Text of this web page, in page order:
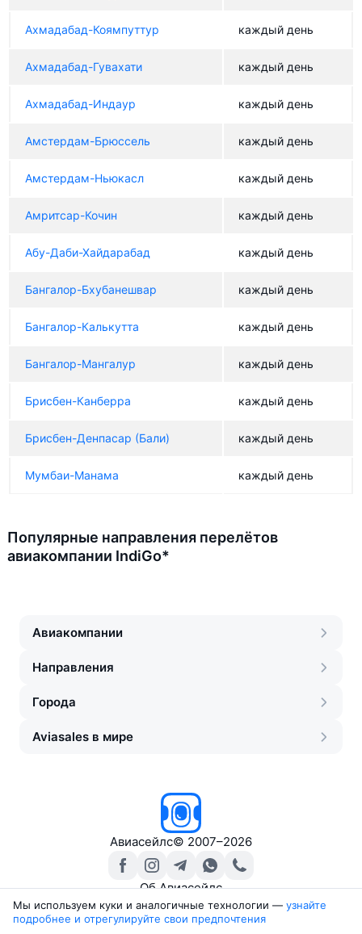
Ахмадабад-Коямпуттур каждый день
Ахмадабад-Гувахати каждый день
Ахмадабад-Индаур каждый день
Амстердам-Брюссель каждый день
Амстердам-Ньюкасл каждый день
Амритсар-Кочин каждый день
Абу-Даби-Хайдарабад каждый день
Бангалор-Бхубанешвар каждый день
Бангалор-Калькутта каждый день
Бангалор-Мангалур каждый день
Брисбен-Канберра каждый день
Брисбен-Денпасар (Бали) каждый день
Мумбаи-Манама каждый день
Популярные направления перелётов
авиакомпании IndiGo*
Авиакомпании
Направления
Города
Aviasales в мире
Авиасейлс© 2007–2026
Об Авиасейлс
Пресс‑центр
Travelpayouts
Мы используем куки и аналогичные технологии — узнайте
подробнее и отрегулируйте свои предпочтения